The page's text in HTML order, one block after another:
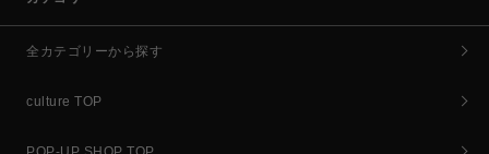
全カテゴリーから探す
culture TOP